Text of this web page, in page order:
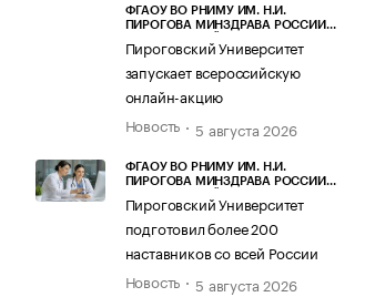
ФГАОУ ВО РНИМУ ИМ. Н.И.
ПИРОГОВА МИНЗДРАВА РОССИИ
Пироговский Университет
запускает всероссийскую
онлайн-акцию
Новость
5 августа 2026
ФГАОУ ВО РНИМУ ИМ. Н.И.
ПИРОГОВА МИНЗДРАВА РОССИИ
Пироговский Университет
подготовил более 200
наставников со всей России
Новость
5 августа 2026